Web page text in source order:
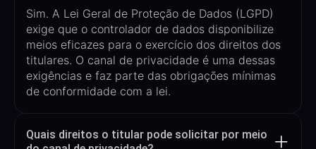
Sim. A Lei Geral de Proteção de Dados (LGPD)
exige que o controlador de dados disponibilize
meios eficazes para o exercício dos direitos dos
titulares. O canal de privacidade é uma dessas
exigências e faz parte das obrigações mínimas
de conformidade com a lei.
Quais direitos o titular pode solicitar por meio